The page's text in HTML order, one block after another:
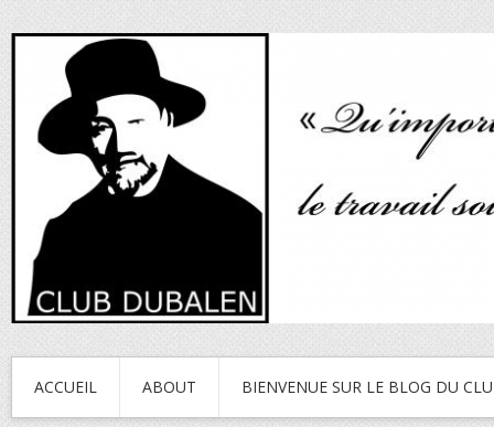
ACCUEIL ABOUT BIENVENUE SUR LE BLOG DU